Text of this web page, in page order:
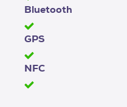
Bluetooth
GPS
NFC